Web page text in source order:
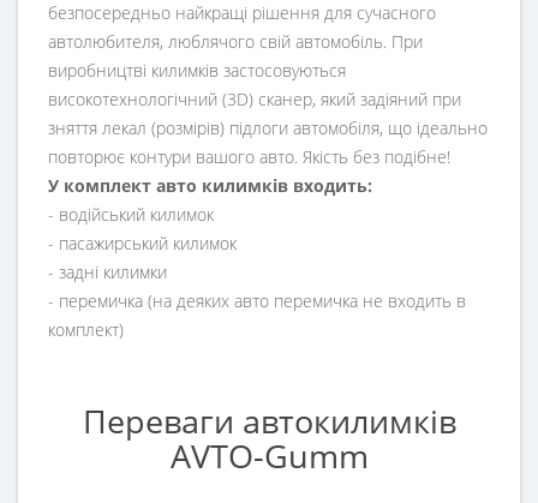
безпосередньо найкращі рішення для сучасного
автолюбителя, люблячого свій автомобіль. При
виробництві килимків застосовуються
високотехнологічний (3D) сканер, який задіяний при
зняття лекал (розмірів) підлоги автомобіля, що ідеально
повторює контури вашого авто. Якість без подібне!
У комплект авто килимків входить:
- водійський килимок
- пасажирський килимок
- задні килимки
- перемичка (на деяких авто перемичка не входить в
комплект)
Переваги автокилимків
AVTO-Gumm